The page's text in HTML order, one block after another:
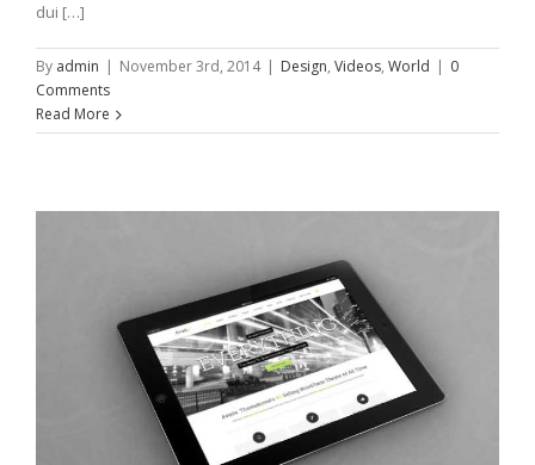
dui […]
By admin | November 3rd, 2014 | Design, Videos, World | 0
Comments
Read More